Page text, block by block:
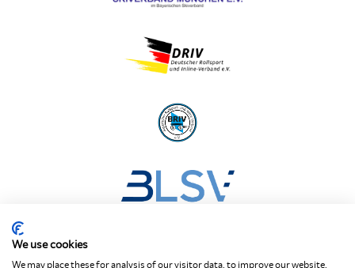
We use cookies
We may place these for analysis of our visitor data, to improve our website,